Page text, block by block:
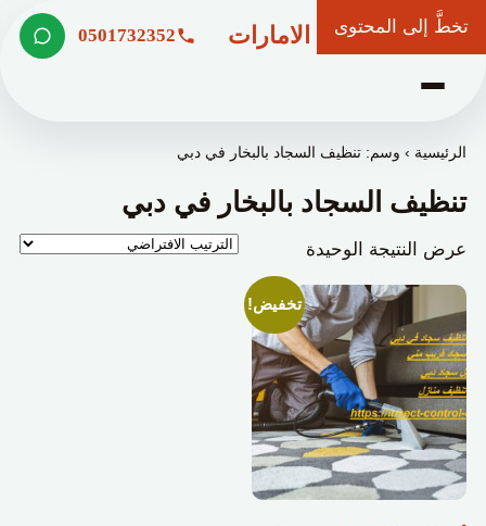
تخطَّ إلى المحتوى
شركة وعد الامارات 0501732352
الرئيسية ›وسم: تنظيف السجاد بالبخار في دبي
تنظيف السجاد بالبخار في دبي
عرض النتيجة الوحيدة
تخفيض!